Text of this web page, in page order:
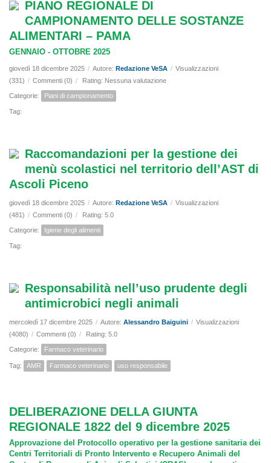
PIANO REGIONALE DI
CAMPIONAMENTO DELLE SOSTANZE
ALIMENTARI – PAMA
GENNAIO - OTTOBRE 2025
giovedì 18 dicembre 2025 / Autore: Redazione VeSA / Visualizzazioni
(331) / Commenti (0) / Rating: Nessuna valutazione
Categorie: Piani di campionamento
Tag:
Raccomandazioni per la gestione dei
menù scolastici nel territorio dell’AST di
Ascoli Piceno
giovedì 18 dicembre 2025 / Autore: Redazione VeSA / Visualizzazioni
(481) / Commenti (0) / Rating: 5.0
Categorie: Igiene degli alimenti
Tag:
Responsabilità nell’uso prudente degli
antimicrobici negli animali
mercoledì 17 dicembre 2025 / Autore: Alessandro Baiguini / Visualizzazioni
(4080) / Commenti (0) / Rating: 5.0
Categorie: Farmaco veterinario
Tag: AMR Farmaco veterinario uso responsabile
DELIBERAZIONE DELLA GIUNTA
REGIONALE 1822 del 9 dicembre 2025
Approvazione del Protocollo operativo per la gestione sanitaria dei
Centri Territoriali di Pronto Intervento e Recupero Animali del